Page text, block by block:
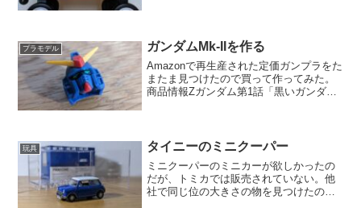
プラモデル ガンダムMk-IIを作る
Amazonで再生産された定価ガンプラをた
またま見つけたので買って作ってみた。
商品情報Zガンダム第1話「黒いガンダ
ダム。色...
玩具 タイニーのミニクーパー
ミニクーパーのミニカーが欲しかったの
だが、トミカでは販売されていない。他
社で同じ位の大きさの物を見つけたので